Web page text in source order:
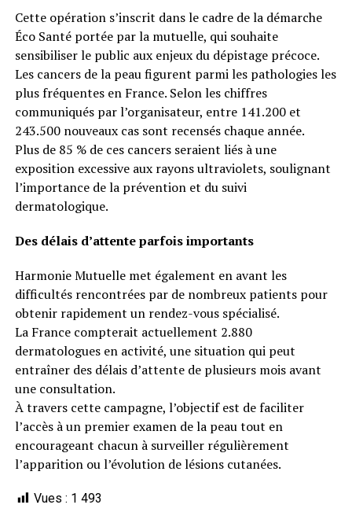
Cette opération s’inscrit dans le cadre de la démarche
Éco Santé portée par la mutuelle, qui souhaite
sensibiliser le public aux enjeux du dépistage précoce.
Les cancers de la peau figurent parmi les pathologies les
plus fréquentes en France. Selon les chiffres
communiqués par l’organisateur, entre 141.200 et
243.500 nouveaux cas sont recensés chaque année.
Plus de 85 % de ces cancers seraient liés à une
exposition excessive aux rayons ultraviolets, soulignant
l’importance de la prévention et du suivi
dermatologique.
Des délais d’attente parfois importants
Harmonie Mutuelle met également en avant les
difficultés rencontrées par de nombreux patients pour
obtenir rapidement un rendez-vous spécialisé.
La France compterait actuellement 2.880
dermatologues en activité, une situation qui peut
entraîner des délais d’attente de plusieurs mois avant
une consultation.
À travers cette campagne, l’objectif est de faciliter
l’accès à un premier examen de la peau tout en
encourageant chacun à surveiller régulièrement
l’apparition ou l’évolution de lésions cutanées.
Vues : 1 493